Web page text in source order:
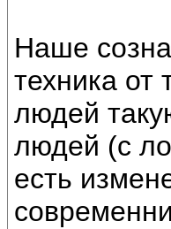
Наше
техника от
людей
людей (с
есть